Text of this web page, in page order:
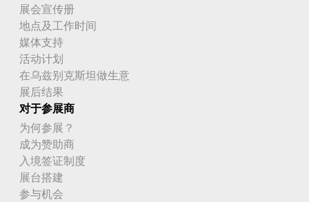
展会宣传册
地点及工作时间
媒体支持
活动计划
在乌兹别克斯坦做生意
展后结果
对于参展商
为何参展？
成为赞助商
入境签证制度
展台搭建
参与机会